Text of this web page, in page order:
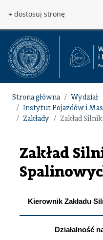
+ dostosuj stronę
Strona główna
Wydział
Instytut Pojazdów i
Zakłady
Zakład
Zakład
Kierownik Zakładu
Działalność